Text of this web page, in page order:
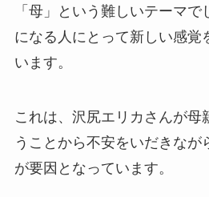
「母」という難しいテーマ
になる人にとって新しい感覚
います。
これは、沢尻エリカさんが母
うことから不安をいだきなが
が要因となっています。